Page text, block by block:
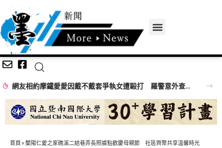
網友相約摩鐵愛愛因戴不戴套爭執女遭毆打 羅警意外查獲改造手槍送辦
首頁 » 蘭陽仁愛之家礁溪二結巷弄長照據點歡慶母親節 社區齊聚共享溫馨時光